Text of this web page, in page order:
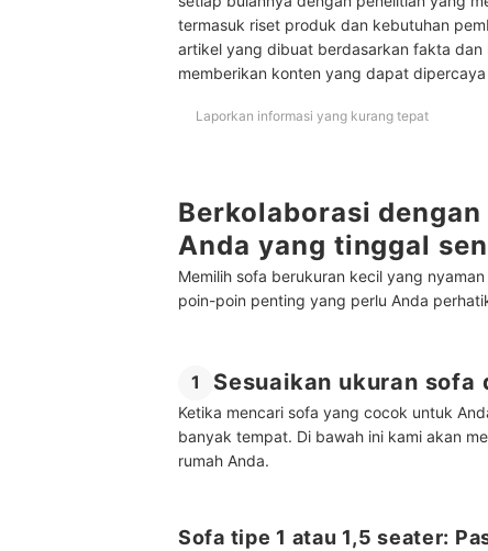
termasuk riset produk dan kebutuhan
artikel yang dibuat berdasarkan fakta
memberikan konten yang dapat
Laporkan informasi yang kurang tepat
Berkolaborasi
Anda yang tinggal
Memilih sofa berukuran kecil yang
poin-poin penting yang perlu Anda
1 Sesuaikan ukuran sofa
Ketika mencari sofa yang cocok untuk
banyak tempat. Di bawah ini kami akan
rumah Anda.
Sofa tipe 1 atau 1,5 seater: